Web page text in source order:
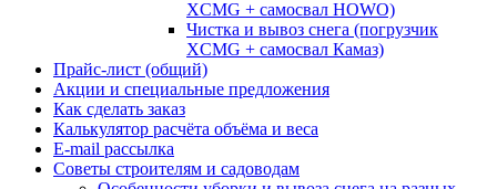
XCMG + самосвал HOWO)
Чистка и вывоз снега (погрузчик
XCMG + самосвал Камаз)
Прайс-лист (общий)
Акции и специальные предложения
Как сделать заказ
Калькулятор расчёта объёма и веса
E-mail рассылка
Советы строителям и садоводам